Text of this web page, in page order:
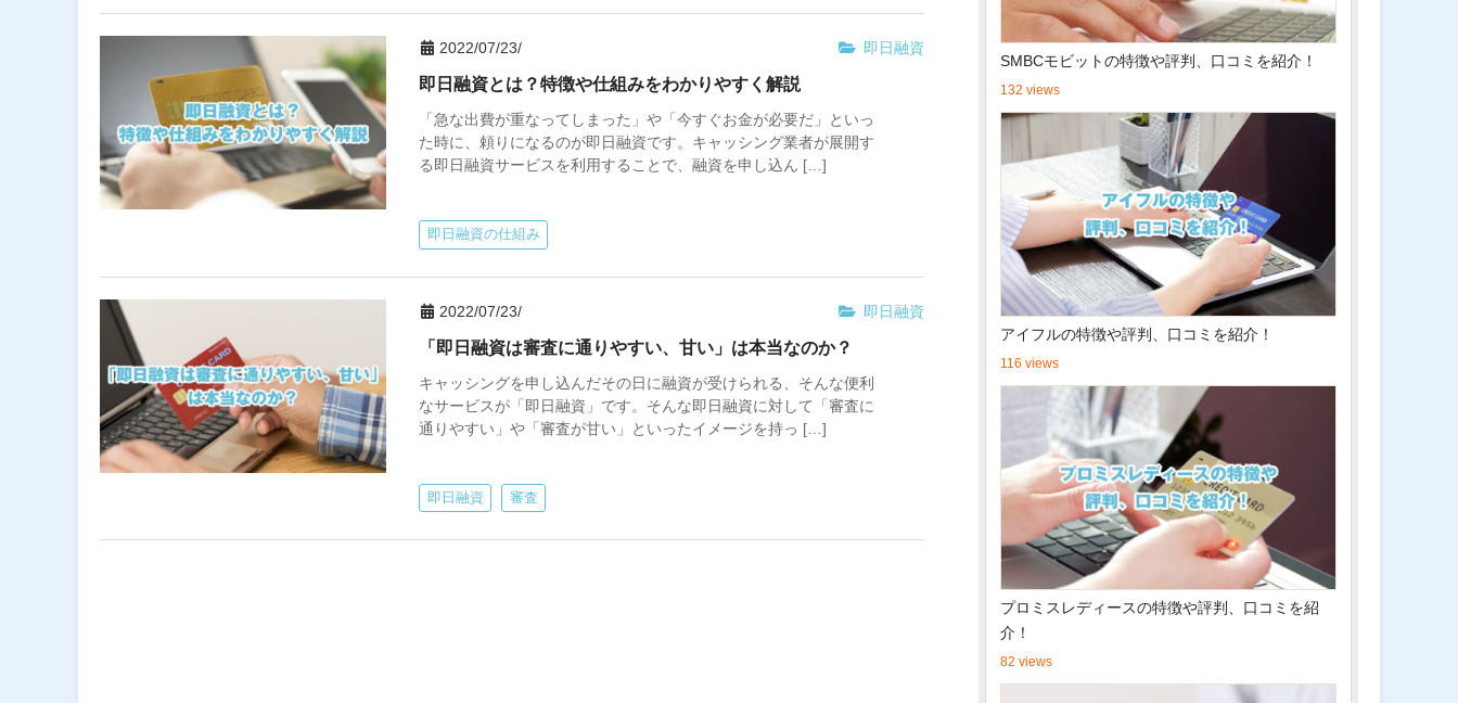
即日融資
2022/07/23/
即日融資とは？特徴や仕組みをわかりやすく解説
「急な出費が重なってしまった」や「今すぐお金が必要だ」といっ
た時に、頼りになるのが即日融資です。キャッシング業者が展開す
る即日融資サービスを利用することで、融資を申し込ん […]
即日融資の仕組み
即日融資
2022/07/23/
「即日融資は審査に通りやすい、甘い」は本当なのか？
キャッシングを申し込んだその日に融資が受けられる、そんな便利
なサービスが「即日融資」です。そんな即日融資に対して「審査に
通りやすい」や「審査が甘い」といったイメージを持っ […]
即日融資 審査
SMBCモビットの特徴や評判、口コミを紹介！
132 views
アイフルの特徴や評判、口コミを紹介！
116 views
プロミスレディースの特徴や評判、口コミを紹
介！
82 views